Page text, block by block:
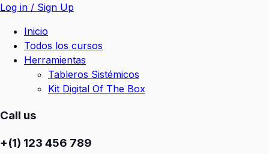
Log in / Sign Up
Inicio
Todos los cursos
Herramientas
Tableros Sistémicos
Kit Digital Of The Box
Call us
+(1) 123 456 789